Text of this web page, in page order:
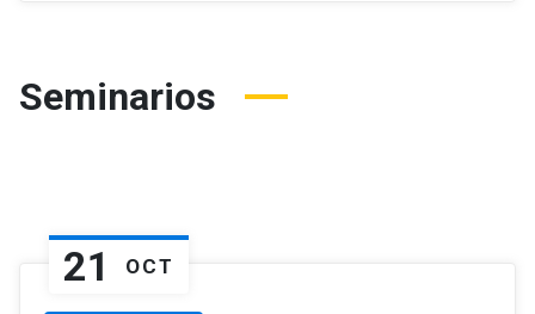
Seminarios
21 OCT